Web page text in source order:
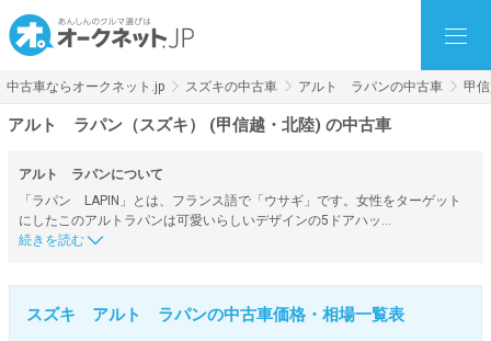
中古車ならオークネット.jp スズキの中古車 アルト ラパンの中古車 甲
アルト ラパン（スズキ） (甲信越・北陸) の中古車
アルト ラパンについて
「ラパン LAPIN」とは、フランス語で「ウサギ」です。女性をターゲット
にしたこのアルトラパンは可愛いらしいデザインの5ドアハッ…
スズキ アルト ラパンの中古車価格・相場一覧表